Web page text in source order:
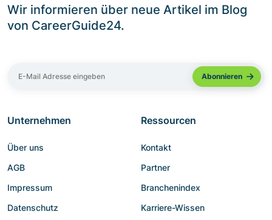
Wir informieren über neue Artikel im Blog
von CareerGuide24.
Unternehmen
Über uns
AGB
Impressum
Datenschutz
Ressourcen
Kontakt
Partner
Branchenindex
Karriere-Wissen